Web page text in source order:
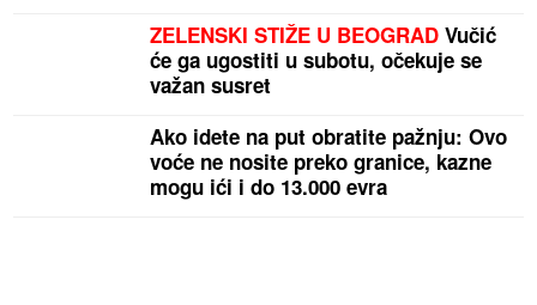
ZELENSKI STIŽE U BEOGRAD Vučić
će ga ugostiti u subotu, očekuje se
važan susret
Ako idete na put obratite pažnju: Ovo
voće ne nosite preko granice, kazne
mogu ići i do 13.000 evra